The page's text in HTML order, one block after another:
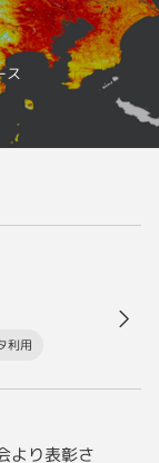
ス
利用
より表彰さ